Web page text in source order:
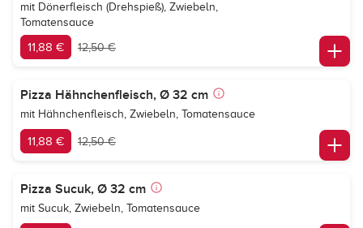
mit Dönerfleisch (Drehspieß), Zwiebeln,
Tomatensauce
11,88 € 12,50 €
Pizza Hähnchenfleisch, Ø 32 cm
mit Hähnchenfleisch, Zwiebeln, Tomatensauce
11,88 € 12,50 €
Pizza Sucuk, Ø 32 cm
mit Sucuk, Zwiebeln, Tomatensauce